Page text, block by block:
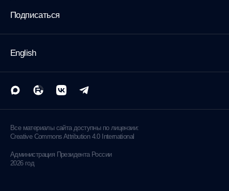
Подписаться
English
Все материалы сайта доступны по лицензии:
Creative Commons Attribution 4.0 International
Администрация Президента России
2026 год